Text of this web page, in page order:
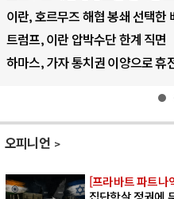
AI 데이터센터 반대 투쟁은 새로운
AI의 숨은 환경 비용: 데이터센터
AI는 어떻게 미국 민주주의를 잠
오피니언
[프라바트 파트